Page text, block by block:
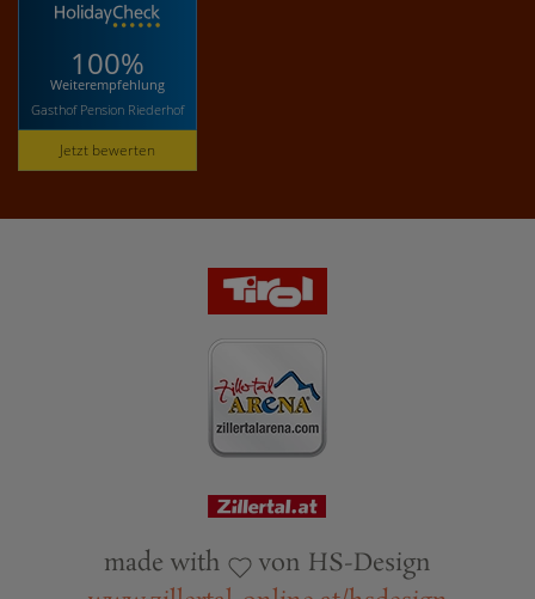
100%
Weiterempfehlung
Gasthof Pension Riederhof
Jetzt bewerten
made with
von HS-Design